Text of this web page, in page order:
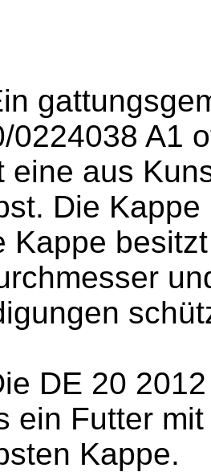
0224038 A1
eine aus
Die
Kappe
DE 20
ein Futter
Kappe.